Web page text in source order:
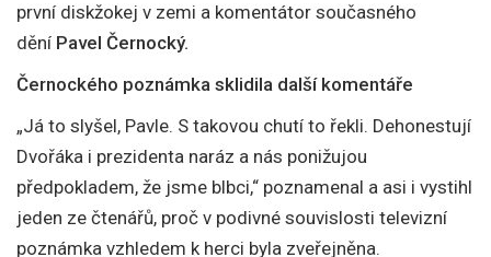
první diskžokej v zemi a komentátor současného
dění Pavel Černocký.
Černockého poznámka sklidila další komentáře
„Já to slyšel, Pavle. S takovou chutí to řekli. Dehonestují
Dvořáka i prezidenta naráz a nás ponižujou
předpokladem, že jsme blbci,“ poznamenal a asi i vystihl
jeden ze čtenářů, proč v podivné souvislosti televizní
poznámka vzhledem k herci byla zveřejněna.